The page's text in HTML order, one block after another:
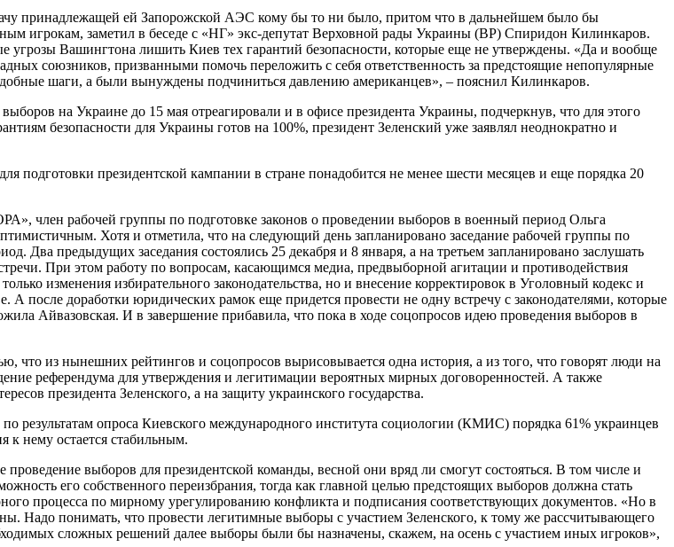
принадлежащей ей Запорожской АЭС кому бы то ни было, притом что в дальнейшем было бы
игрокам, заметил в беседе с «НГ» экс-депутат Верховной рады Украины (ВР) Спиридон Килинкаров.
Вашингтона лишить Киев тех гарантий безопасности, которые еще не утверждены. «Да и вообще
союзников, призванными помочь переложить с себя ответственность за предстоящие непопулярные
шаги, а были вынуждены подчиниться давлению американцев», – пояснил Килинкаров.
на Украине до 15 мая отреагировали и в офисе президента Украины, подчеркнув, что для этого
безопасности для Украины готов на 100%, президент Зеленский уже заявлял неоднократно и
президентской кампании в стране понадобится не менее шести месяцев и еще порядка 20
член рабочей группы по подготовке законов о проведении выборов в военный период Ольга
Хотя и отметила, что на следующий день запланировано заседание рабочей группы по
Два предыдущих заседания состоялись 25 декабря и 8 января, а на третьем запланировано заслушать
При этом работу по вопросам, касающимся медиа, предвыборной агитации и противодействия
изменения избирательного законодательства, но и внесение корректировок в Уголовный кодекс и
после доработки юридических рамок еще придется провести не одну встречу с законодателями, которые
Айвазовская. И в завершение прибавила, что пока в ходе соцопросов идею проведения выборов в
из нынешних рейтингов и соцопросов вырисовывается одна история, а из того, что говорят люди на
референдума для утверждения и легитимации вероятных мирных договоренностей. А также
президента Зеленского, а на защиту украинского государства.
результатам опроса Киевского международного института социологии (КМИС) порядка 61% украинцев
к нему остается стабильным.
выборов для президентской команды, весной они вряд ли смогут состояться. В том числе и
его собственного переизбрания, тогда как главной целью предстоящих выборов должна стать
процесса по мирному урегулированию конфликта и подписания соответствующих документов. «Но в
Надо понимать, что провести легитимные выборы с участием Зеленского, к тому же рассчитывающего
сложных решений далее выборы были бы назначены, скажем, на осень с участием иных игроков»,